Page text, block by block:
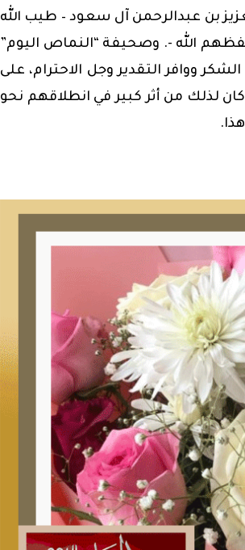
بن عبدالرحمن آل سعود – طيب الله
الله -. وصحيفة “النماص اليوم”
ووافر التقدير وجل الاحترام، على
لذلك من أثر كبير في انطلاقهم نحو